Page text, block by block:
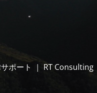
ポート ｜ RT Consulting